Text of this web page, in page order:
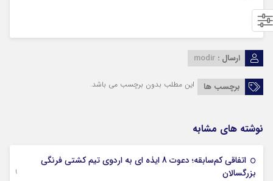
ارسال : modir
برچسب ها این مطلب بدون برچسب می باشد.
نوشته های مشابه
اتفاقی کم‌سابقه؛ دعوت 8 ایذه ای به اردوی تیم کشتی فرنگی
بزرگسالان
09 جولای 2026